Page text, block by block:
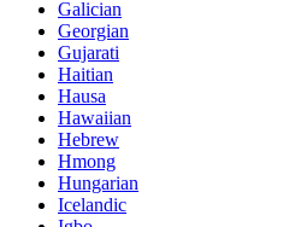
Galician
Georgian
Gujarati
Haitian
Hausa
Hawaiian
Hebrew
Hmong
Hungarian
Icelandic